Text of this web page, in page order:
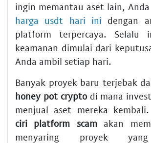
ingin memantau aset lain,
harga usdt hari ini dengan
platform terpercaya. Selalu
keamanan dimulai dari
Anda ambil setiap hari.
Banyak proyek baru terjebak
honey pot cryptodi mana
menjual aset mereka
ciri platform scamakan
menyaring proyek